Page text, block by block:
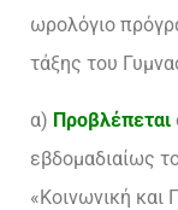
ωρολόγιο
τάξης του
α) Προβλέπεται
εβδομαδιαίως
«Κοινωνική και